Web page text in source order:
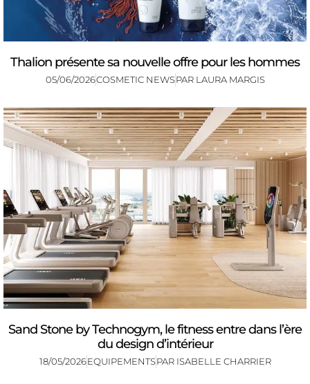
Thalion présente sa nouvelle offre pour les hommes
05/06/2026COSMETIC NEWSPAR LAURA MARGIS
Sand Stone by Technogym, le fitness entre dans l’ère
du design d’intérieur
18/05/2026EQUIPEMENTSPAR ISABELLE CHARRIER